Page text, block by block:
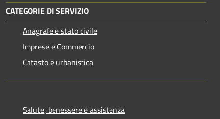
CATEGORIE DI SERVIZIO
Anagrafe e stato civile
Imprese e Commercio
Catasto e urbanistica
Salute, benessere e assistenza